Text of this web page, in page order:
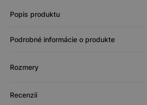
Popis produktu
Podrobné informácie o produkte
Rozmery
Recenzií